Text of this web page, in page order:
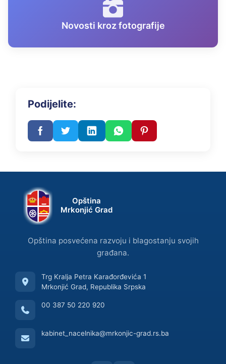
Novosti kroz fotografije
Podijelite:
Opština
Mrkonjić Grad
Opština posvećena razvoju i blagostanju svojih
građana.
Trg Kralja Petra Karađorđevića 1
Mrkonjić Grad, Republika Srpska
00 387 50 220 920
kabinet_nacelnika@mrkonjic-grad.rs.ba